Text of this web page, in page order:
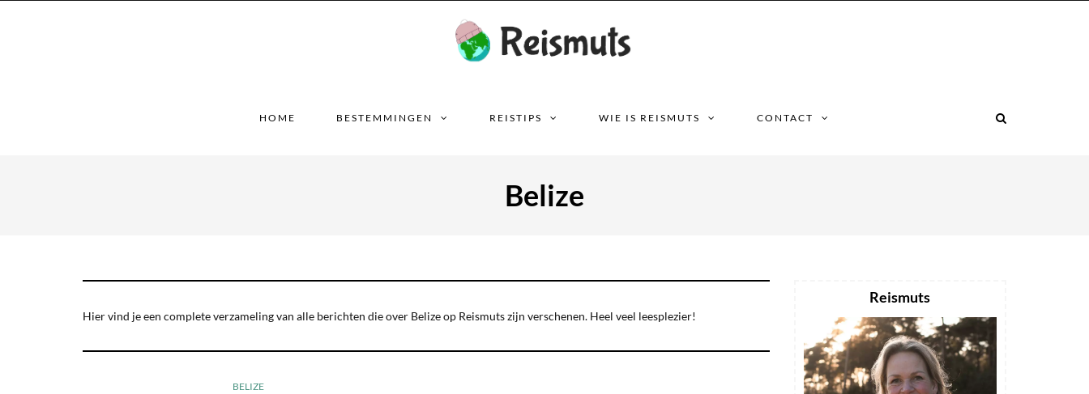
HOME BESTEMMINGEN REISTIPS WIE IS REISMUTS CONTACT
Belize
Hier vind je een complete verzameling van alle berichten die over Belize op Reismuts zijn verschenen. Heel veel leesplezier!
BELIZE
Reismuts